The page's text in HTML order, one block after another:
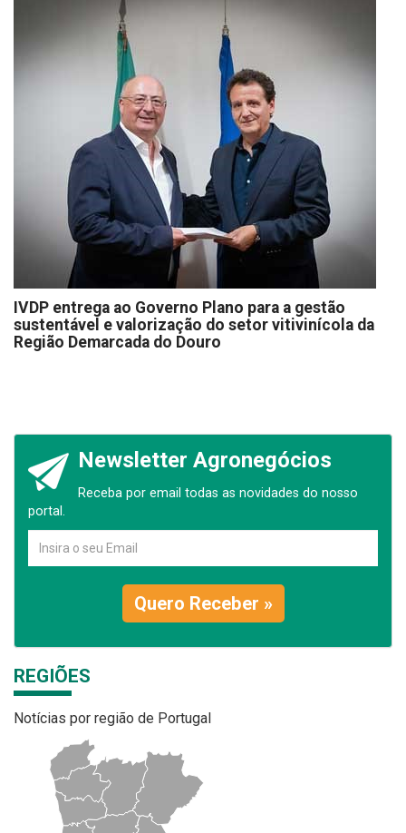
IVDP entrega ao Governo Plano para a gestão
sustentável e valorização do setor vitivinícola da
Região Demarcada do Douro
Newsletter Agronegócios
Receba por email todas as novidades do nosso
portal.
Quero Receber »
REGIÕES
Notícias por região de Portugal